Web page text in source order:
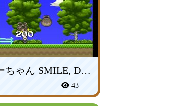
笑って!ダミーちゃん SMILE, DUMMY!
43